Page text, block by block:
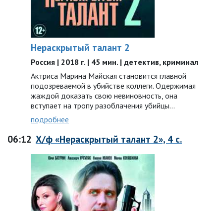
Нераскрытый талант 2
Россия | 2018 г. | 45 мин. | детектив, криминал
Актриса Марина Майская становится главной
подозреваемой в убийстве коллеги. Одержимая
жаждой доказать свою невиновность, она
вступает на тропу разоблачения убийцы…
подробнее
06:12 Х/ф «Нераскрытый талант 2», 4 с.